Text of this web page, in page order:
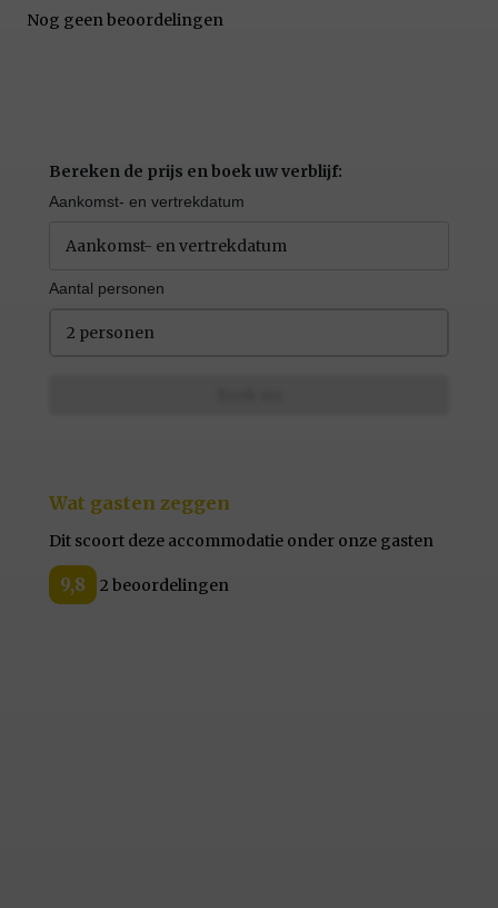
Nog geen beoordelingen
Bereken de prijs en boek uw verblijf:
Aankomst- en vertrekdatum
Aantal personen
2 personen
Wat gasten zeggen
Dit scoort deze accommodatie onder onze gasten
9,8 2 beoordelingen